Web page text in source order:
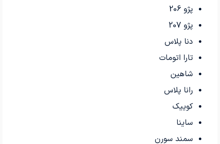
پژو 206
پژو 207
دنا پلاس
تارا اتومات
شاهین
رانا پلاس
کوییک
ساینا
سمند سورن